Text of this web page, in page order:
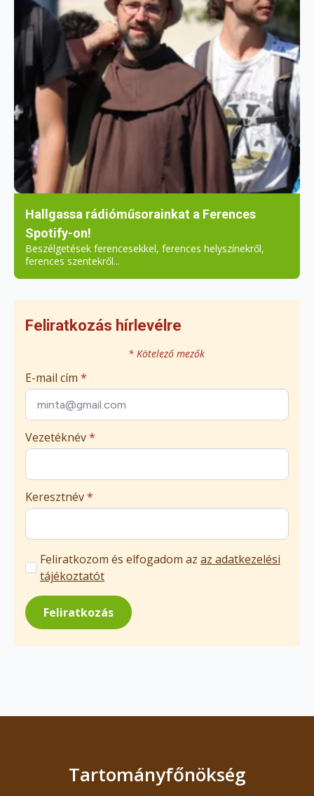
Hallgassa rádióműsorainkat a Ferences
Spotify-on!
Beszélgetések ferencesekkel, ferences helyszínekről,
ferences szentekről...
Feliratkozás hírlevélre
* Kötelező mezők
E-mail cím *
Vezetéknév*
Keresztnév*
Marketing
üzenetek
jóváhagyása
*
Feliratkozom és elfogadom az az adatkezelési
tájékoztatót
Feliratkozás
Tartományfőnökség